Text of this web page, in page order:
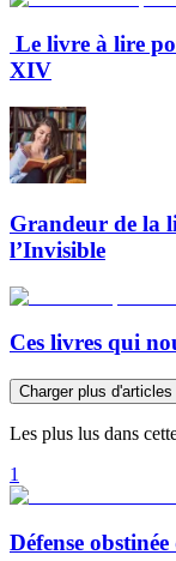
Le livre à lire
XIV
Grandeur de la
l’Invisible
Ces livres qui
Charger plus d'articles
Les plus lus dans
1
Défense